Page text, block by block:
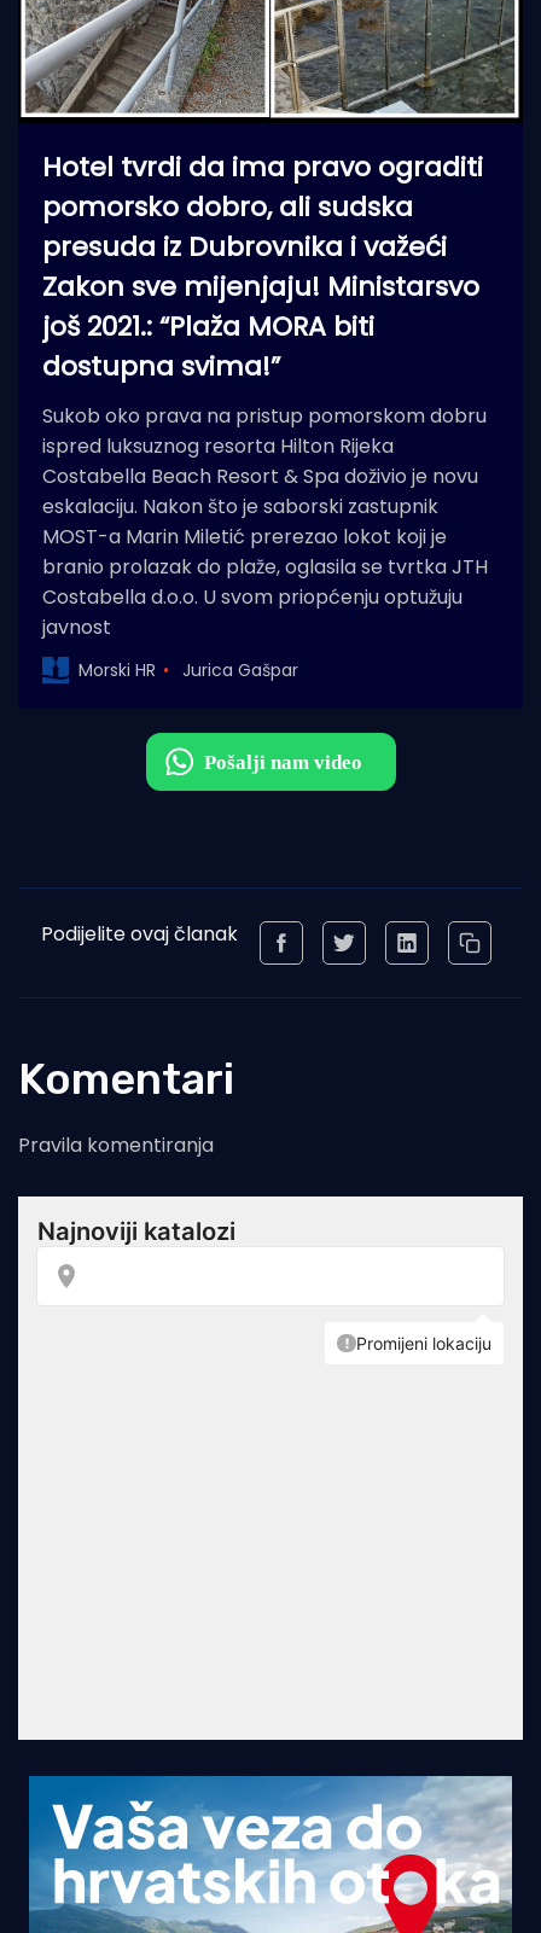
Hotel tvrdi da ima pravo ograditi
pomorsko dobro, ali sudska
presuda iz Dubrovnika i važeći
Zakon sve mijenjaju! Ministarsvo
još 2021.: “Plaža MORA biti
dostupna svima!”
Sukob oko prava na pristup pomorskom dobru
ispred luksuznog resorta Hilton Rijeka
Costabella Beach Resort & Spa doživio je novu
eskalaciju. Nakon što je saborski zastupnik
MOST-a Marin Miletić prerezao lokot koji je
branio prolazak do plaže, oglasila se tvrtka JTH
Costabella d.o.o. U svom priopćenju optužuju
javnost
Morski HR Jurica Gašpar
Podijelite ovaj članak
Komentari
Pravila komentiranja